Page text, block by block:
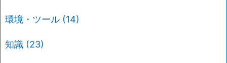
環境・ツール (14)
知識 (23)